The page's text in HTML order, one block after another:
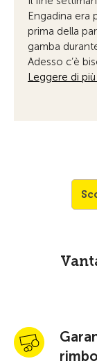
Engadina era
prima della
gamba
Adesso c’è
Leggere di più